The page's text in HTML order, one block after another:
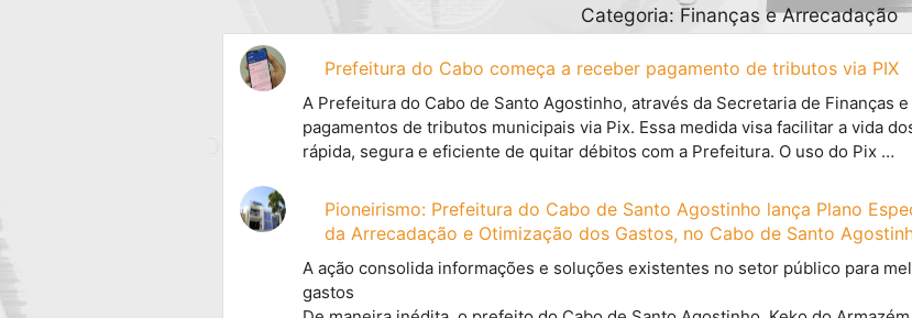
Categoria: Finanças e Arrecadação
Prefeitura do Cabo começa a receber pagamento de tributos via PIX
A Prefeitura do Cabo de Santo Agostinho, através da Secretaria de Finanças
pagamentos de tributos municipais via Pix. Essa medida visa facilitar a vida
rápida, segura e eficiente de quitar débitos com a Prefeitura. O uso do Pix …
Pioneirismo: Prefeitura do Cabo de Santo Agostinho lança Plano
da Arrecadação e Otimização dos Gastos, no Cabo de Santo
A ação consolida informações e soluções existentes no setor público para
gastos